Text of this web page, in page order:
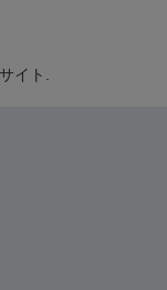
イト.